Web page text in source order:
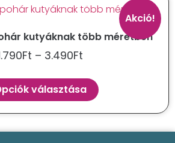
Akció!
kutyáknak több méretben
Ft – 3.490Ft
választása